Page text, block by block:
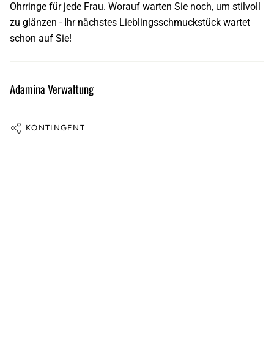
Ohrringe für jede Frau. Worauf warten Sie noch, um stilvoll
zu glänzen - Ihr nächstes Lieblingsschmuckstück wartet
schon auf Sie!
Adamina Verwaltung
KONTINGENT